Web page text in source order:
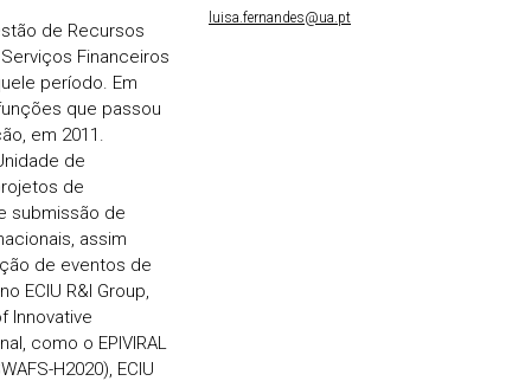
de Recursos
Financeiros
período. Em
que passou
em 2011.
de
de
submissão de
assim
de eventos de
ECIU R&I Group,
Innovative
como o EPIVIRAL
H2020), ECIU
luisa.fernandes@ua.pt